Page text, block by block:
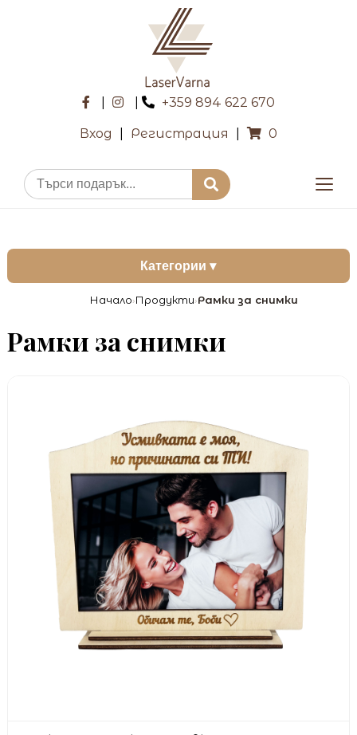
+359 894 622 670
Вход Регистрация 0
Категории ▾
Начало›Продукти›Рамки за снимки
Рамки за снимки